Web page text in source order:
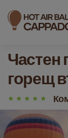
Частен
горещ